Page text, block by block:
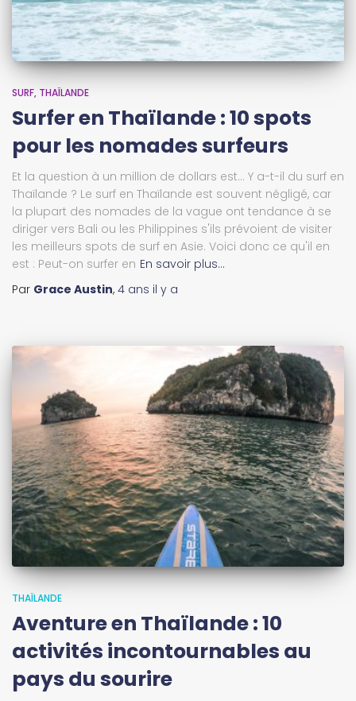
SURF THAÏLANDE
Surfer en Thaïlande : 10 spots
pour les nomades surfeurs
Et la question à un million de dollars est... Y a-t-il du surf en
Thaïlande ? Le surf en Thaïlande est souvent négligé, car
la plupart des nomades de la vague ont tendance à se
diriger vers Bali ou les Philippines s'ils prévoient de visiter
les meilleurs spots de surf en Asie. Voici donc ce qu'il en
est : Peut-on surfer en En savoir plus…
Par Grace Austin, 4 ans il y a
THAÏLANDE
Aventure en Thaïlande : 10
activités incontournables au
pays du sourire